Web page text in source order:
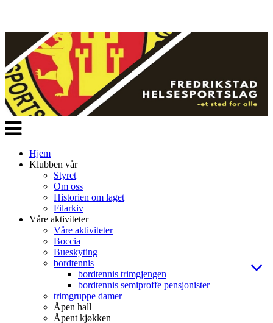
Veksle
navigasjon
Hjem
Klubben vår
Styret
Om oss
Historien om laget
Filarkiv
Våre aktiviteter
Våre aktiviteter
Boccia
Bueskyting
bordtennis
bordtennis trimgjengen
bordtennis semiproffe pensjonister
trimgruppe damer
Åpen hall
Åpent kjøkken